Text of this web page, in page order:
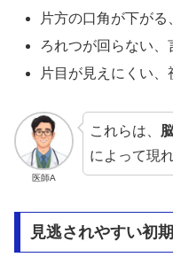
片方の口角が下がる
ろれつが回らない、
片目が見えにくい、
医師A
これらは、
によって現
見逃されやすい初